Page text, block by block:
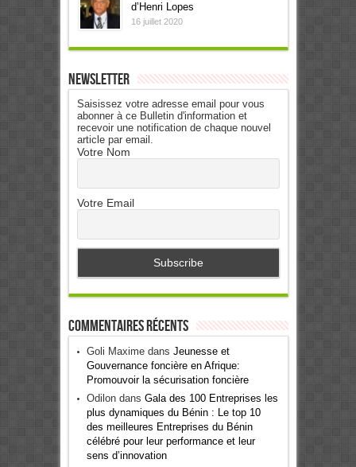
d’Henri Lopes
16 juillet 2020
Newsletter
Saisissez votre adresse email pour vous
abonner à ce Bulletin d'information et
recevoir une notification de chaque nouvel
article par email.
Votre Nom
Votre Email
Commentaires récents
Goli Maximedans Jeunesse et
Gouvernance foncière en Afrique:
Promouvoir la sécurisation foncière
Odilondans Gala des 100 Entreprises les
plus dynamiques du Bénin : Le top 10
des meilleures Entreprises du Bénin
célébré pour leur performance et leur
sens d’innovation